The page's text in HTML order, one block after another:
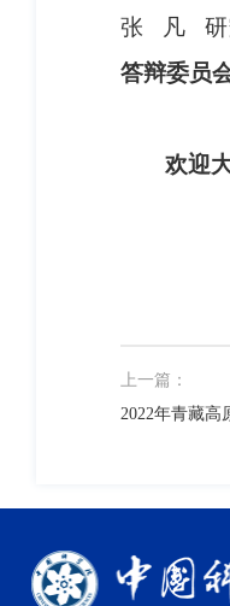
张
凡
答辩委员
欢迎
上一篇：
2022年青藏高